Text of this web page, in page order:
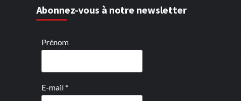
Abonnez-vous à notre newsletter
Prénom
E-mail*